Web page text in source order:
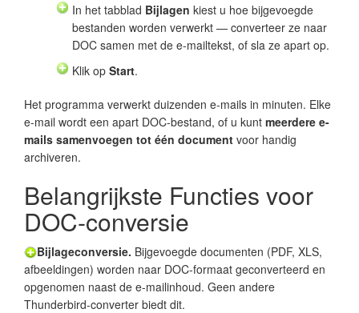
In het tabblad Bijlagen kiest u hoe bijgevoegde
bestanden worden verwerkt — converteer ze naar
DOC samen met de e-mailtekst, of sla ze apart op.
Klik op Start.
Het programma verwerkt duizenden e-mails in minuten. Elke
e-mail wordt een apart DOC-bestand, of u kunt meerdere e-
mails samenvoegen tot één document voor handig
archiveren.
Belangrijkste Functies voor
DOC-conversie
Bijlageconversie. Bijgevoegde documenten (PDF, XLS,
afbeeldingen) worden naar DOC-formaat geconverteerd en
opgenomen naast de e-mailinhoud. Geen andere
Thunderbird-converter biedt dit.